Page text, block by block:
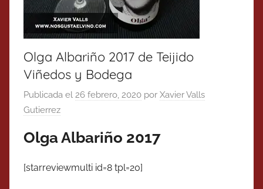
Olga Albariño 2017 de Teijido
Viñedos y Bodega
Publicada el 26 febrero, 2020 por Xavier Valls
Gutierrez
Olga Albariño 2017
[starreviewmulti id=8 tpl=20]